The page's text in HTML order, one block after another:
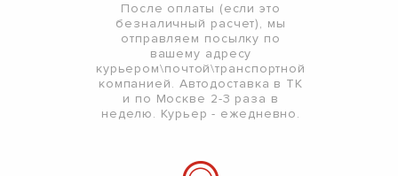
После оплаты (если это
безналичный расчет), мы
отправляем посылку по
вашему адресу
курьером\почтой\транспортной
компанией. Автодоставка в ТК
и по Москве 2-3 раза в
неделю. Курьер - ежедневно.